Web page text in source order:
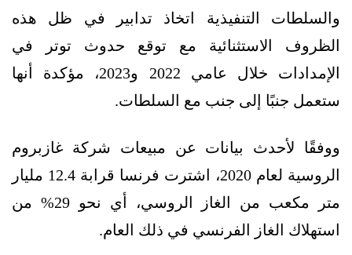
والسلطات التنفيذية اتخاذ تدابير في ظل هذه
الظروف الاستثنائية مع توقع حدوث توتر في
الإمدادات خلال عامي 2022 و2023، مؤكدة أنها
ستعمل جنبًا إلى جنب مع السلطات.
ووفقًا لأحدث بيانات عن مبيعات شركة غازبروم
الروسية لعام 2020، اشترت فرنسا قرابة 12.4 مليار
متر مكعب من الغاز الروسي، أي نحو 29% من
استهلاك الغاز الفرنسي في ذلك العام.